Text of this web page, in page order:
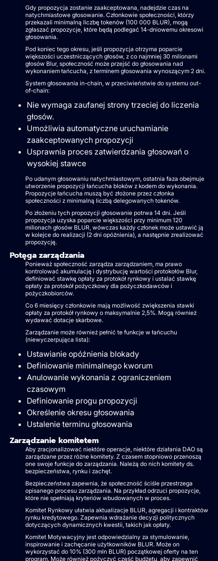
Gdy propozycja zostanie zaakceptowana, nadejdzie czas na
natychmiastowe głosowanie. Członkowie społeczności, którzy
przekazali minimalną liczbę tokenów (100 000 BLUR), mogą
zgłaszać propozycje, które będą podlegać 14-dniowemu okresowi
głosowania.
Pod koniec tego okresu, jeśli propozycja otrzyma poparcie
większości uczestniczących głosów, z co najmniej 30 milionami
głosów Blur, społeczność może przejść do głosowania nad
wykonaniem łańcucha, z terminem głosowania wynoszącym 2 dni.
System głosowania in-chain, w przeciwieństwie do systemu out-
of-chain:
Nie wymaga zaufanej strony trzeciej do liczenia
głosów.
Umożliwia automatyczne uruchamianie
zaakceptowanych propozycji
Usprawnia proces zatwierdzania głosowań o
wysokiej stawce
Po udanym głosowaniu natychmiastowym, ostatnia faza obejmuje
utworzenie propozycji łańcucha bloków z kodem do wykonania.
Propozycje łańcucha muszą być złożone przez członka
społeczności z minimalną liczbą delegowanych tokenów.
Po złożeniu tych propozycji głosowanie potrwa 14 dni. Jeśli
propozycja uzyska poparcie większości przy minimum 120
milionach głosów BLUR, wówczas każdy członek może ustawić ją
w kolejce do realizacji (2 dni opóźnienia), a następnie zrealizować
propozycję.
Potęga zarządzania
Ponieważ społeczność zarządza zarządzaniem, ma prawo
kontrolować akumulację i dystrybucję wartości protokołów Blur,
definiować stawkę opłaty za protokół rynkowy i ustalać stawkę
opłaty za protokół pożyczkowy dla pożyczkodawców i
pożyczkobiorców.
Co 6 miesięcy członkowie mają możliwość zwiększenia stawki
opłaty za protokół rynkowy o maksymalnie 2,5%. Mogą również
wydawać dotacje skarbowe.
Zarządzanie może również pełnić te funkcje w łańcuchu
(niewyczerpująca lista):
Ustawianie opóźnienia blokady
Definiowanie minimalnego kworum
Anulowanie wykonania z ograniczeniem
czasowym
Definiowanie progu propozycji
Określenie okresu głosowania
Ustalenie terminu głosowania
Zarządzanie komitetem
Aby zracjonalizować niektóre operacje, niektóre działania DAO są
zarządzane przez różne komitety. Z czasem stopniowo przenoszą
one swoje funkcje do zarządzania. Należą do nich komitety ds.
bezpieczeństwa, rynku i zachęt.
Bezpieczeństwa zapewnia, że społeczność ściśle przestrzega
opisanego procesu zarządzania. Na przykład odrzuci propozycje,
które nie spełniają kryteriów wbudowanych w proces.
Komitet Rynkowy ułatwia aktualizacje BLUR, agregacji i kontraktów
rynku kredytowego. Zapewnia wdrażanie decyzji politycznych
dotyczących dynamicznych kwestii, takich jak opłaty.
Komitet Motywacyjny jest odpowiedzialny za stymulowanie,
inspirowanie i zachęcanie użytkowników BLUR. Może on
wykorzystać do 10% (300 mln BLUR) początkowej oferty na ten
program. Może również pożyczyć część budżetu, aby zapewnić